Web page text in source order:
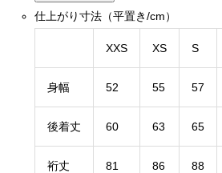
仕上がり寸法（平置き/cm）
XXS XS S
身幅 52 55 57
後着丈 60 63 65
裄丈 81 86 88